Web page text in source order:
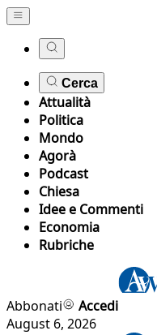
Cerca
Attualità
Politica
Mondo
Agorà
Podcast
Chiesa
Idee e Commenti
Economia
Rubriche
Abbonati
Accedi
August 6, 2026